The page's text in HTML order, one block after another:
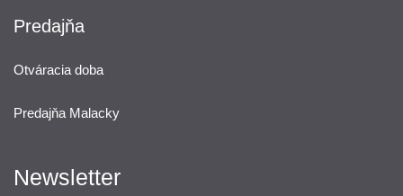
Predajňa
Otváracia doba
Predajňa Malacky
Newsletter